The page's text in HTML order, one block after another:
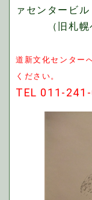
ァセンタービル
（旧札幌ベ
道新文化センター
ください。
TEL 011-